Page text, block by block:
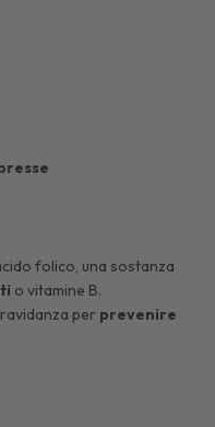
folico, una sostanza
o vitamine B.
per prevenire